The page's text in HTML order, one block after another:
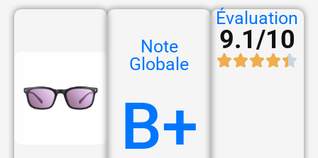
Note
Globale
B+
Évaluation
9.1/10